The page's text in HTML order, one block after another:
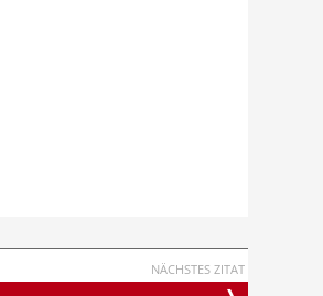
NÄCHSTES ZITAT